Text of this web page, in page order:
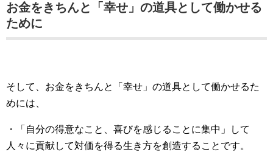
お金をきちんと「幸せ」の道具として働かせる
ために
そして、お金をきちんと「幸せ」の道具として働かせるた
めには、
・「自分の得意なこと、喜びを感じることに集中」して
人々に貢献して対価を得る生き方を創造することです。